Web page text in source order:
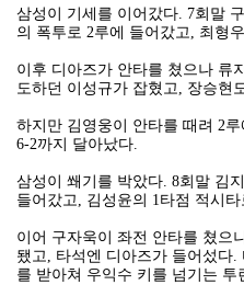
삼성이 기세를 이어갔다. 7회말
의 폭투로 2루에 들어갔고, 최형
이후 디아즈가 안타를 쳤으나 류
도하던 이성규가 잡혔고, 장승현
하지만 김영웅이 안타를 때려 2
6-2까지 달아났다.
삼성이 쐐기를 박았다. 8회말 김
들어갔고, 김성윤의 1타점 적시타
이어 구자욱이 좌전 안타를 쳤으
됐고, 타석엔 디아즈가 들어섰다.
를 받아쳐 우익수 키를 넘기는 투